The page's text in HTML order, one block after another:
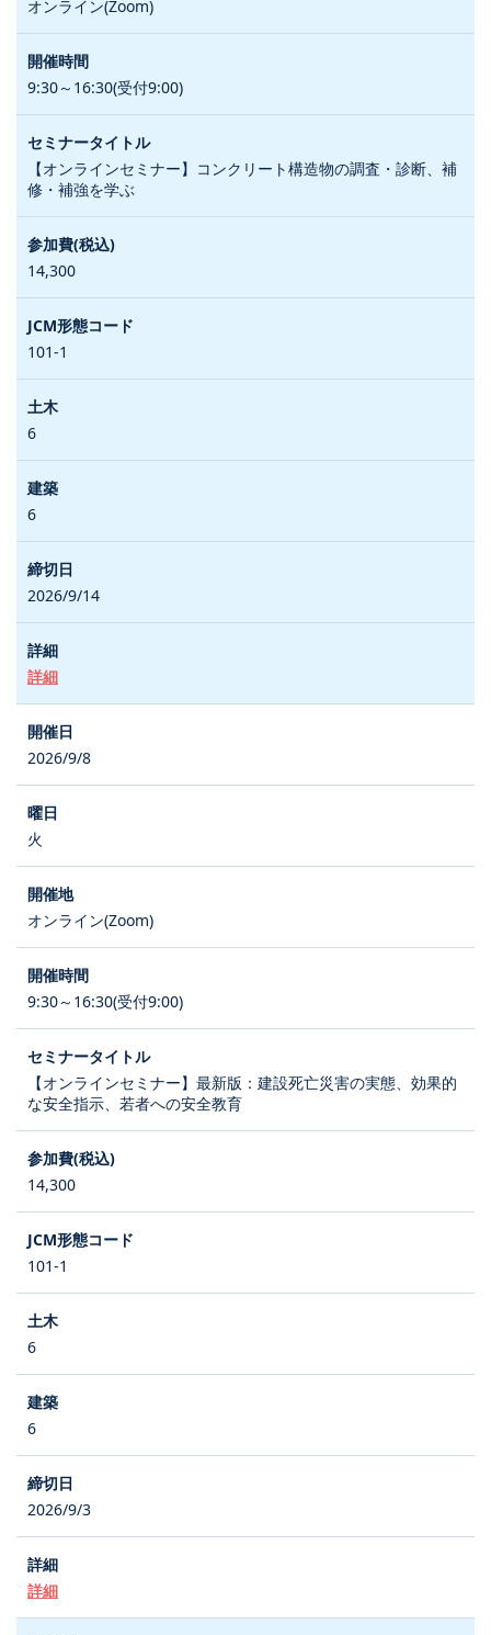
オンライン(Zoom)
9:30～16:30(受付9:00)
【オンラインセミナー】コンクリート構造物の調査・診断、補
修・補強を学ぶ
14,300
101-1
6
6
2026/9/14
詳細
2026/9/8
火
オンライン(Zoom)
9:30～16:30(受付9:00)
【オンラインセミナー】最新版：建設死亡災害の実態、効果的
な安全指示、若者への安全教育
14,300
101-1
6
6
2026/9/3
詳細